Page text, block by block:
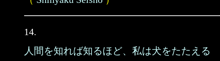
14.
人間を知れば知るほど、私は犬をたたえる